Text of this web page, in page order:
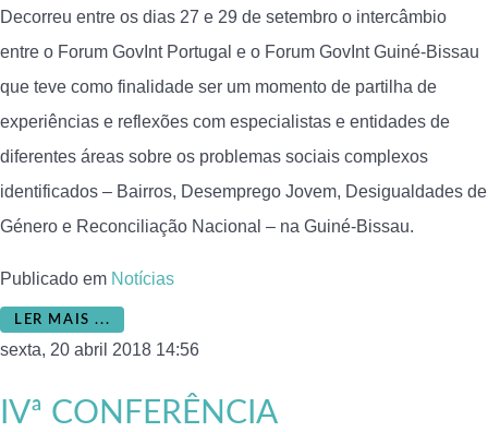
Decorreu entre os dias 27 e 29 de setembro o intercâmbio
entre o Forum GovInt Portugal e o Forum GovInt Guiné-Bissau
que teve como finalidade ser um momento de partilha de
experiências e reflexões com especialistas e entidades de
diferentes áreas sobre os problemas sociais complexos
identificados – Bairros, Desemprego Jovem, Desigualdades de
Género e Reconciliação Nacional – na Guiné-Bissau.
Publicado em Notícias
LER MAIS ...
sexta, 20 abril 2018 14:56
IVª CONFERÊNCIA